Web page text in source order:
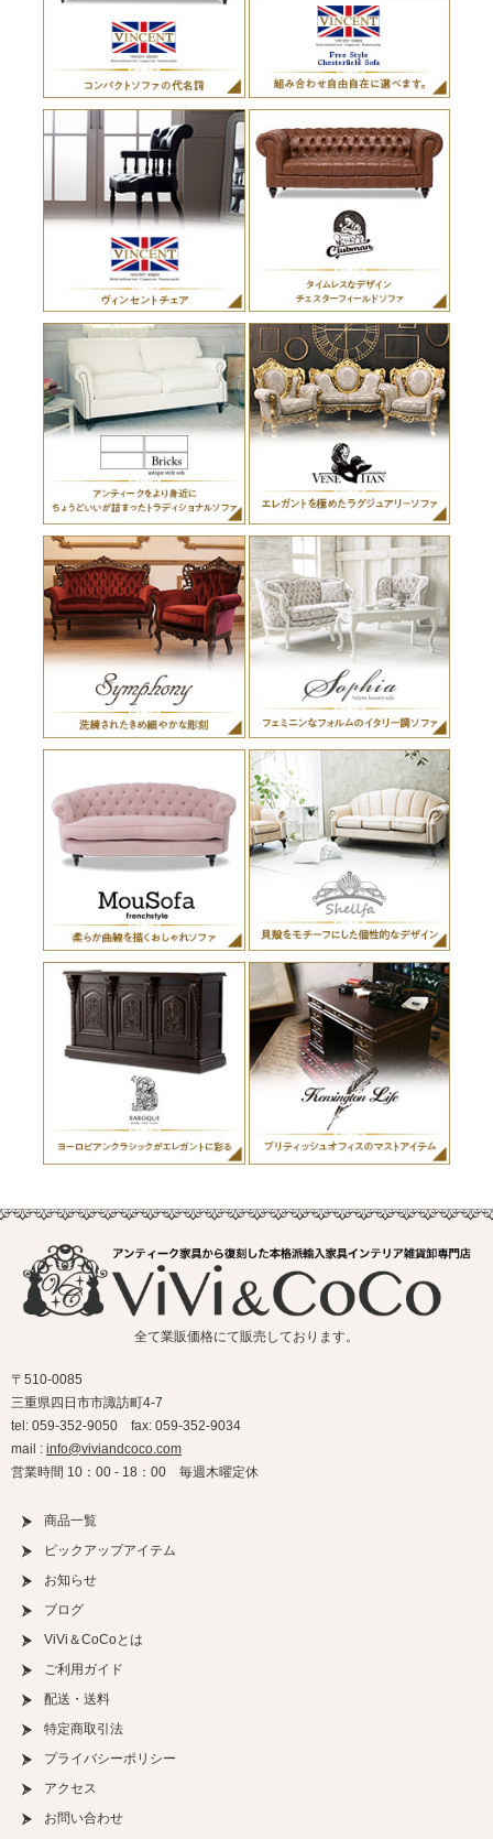
全て業販価格にて販売しております。
〒510-0085
三重県四日市市諏訪町4-7
tel: 059-352-9050 fax: 059-352-9034
mail : info@viviandcoco.com
営業時間 10：00 - 18：00 毎週木曜定休
商品一覧
ピックアップアイテム
お知らせ
ブログ
ViVi＆CoCoとは
ご利用ガイド
配送・送料
特定商取引法
プライバシーポリシー
アクセス
お問い合わせ